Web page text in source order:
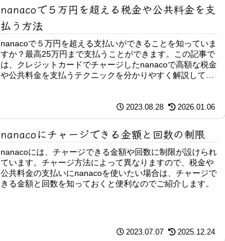
nanacoで５万円を超える税金や公共料金を支
払う方法
nanacoで５万円を超える支払いができることを知っていま
すか？最高25万円まで支払うことができます。この記事で
は、クレジットカードでチャージしたnanacoで高額な税金
や公共料金を支払うテクニックを分かりやすく解説してい
2023.08.28 2026.01.06
nanacoにチャージできる金額と回数の制限
nanacoには、チャージできる金額や回数に制限が設けられ
ています。チャージ方法によって異なりますので、税金や
公共料金の支払いにnanacoを使いたい場合は、チャージで
きる金額と回数を知っておくと便利なのでご紹介します。
2023.07.07 2025.12.24